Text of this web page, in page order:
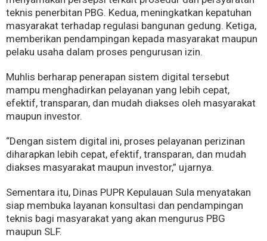
teknis penerbitan PBG. Kedua, meningkatkan kepatuhan
masyarakat terhadap regulasi bangunan gedung. Ketiga,
memberikan pendampingan kepada masyarakat maupun
pelaku usaha dalam proses pengurusan izin.
Muhlis berharap penerapan sistem digital tersebut
mampu menghadirkan pelayanan yang lebih cepat,
efektif, transparan, dan mudah diakses oleh masyarakat
maupun investor.
“Dengan sistem digital ini, proses pelayanan perizinan
diharapkan lebih cepat, efektif, transparan, dan mudah
diakses masyarakat maupun investor,” ujarnya.
Sementara itu, Dinas PUPR Kepulauan Sula menyatakan
siap membuka layanan konsultasi dan pendampingan
teknis bagi masyarakat yang akan mengurus PBG
maupun SLF.